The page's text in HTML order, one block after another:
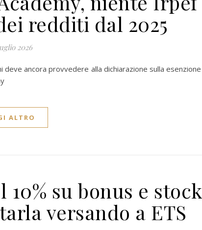
redditi dal 2025
2026
ancora provvedere alla dichiarazione sulla esenzione
ALTRO
su bonus e stock
versando a ETS